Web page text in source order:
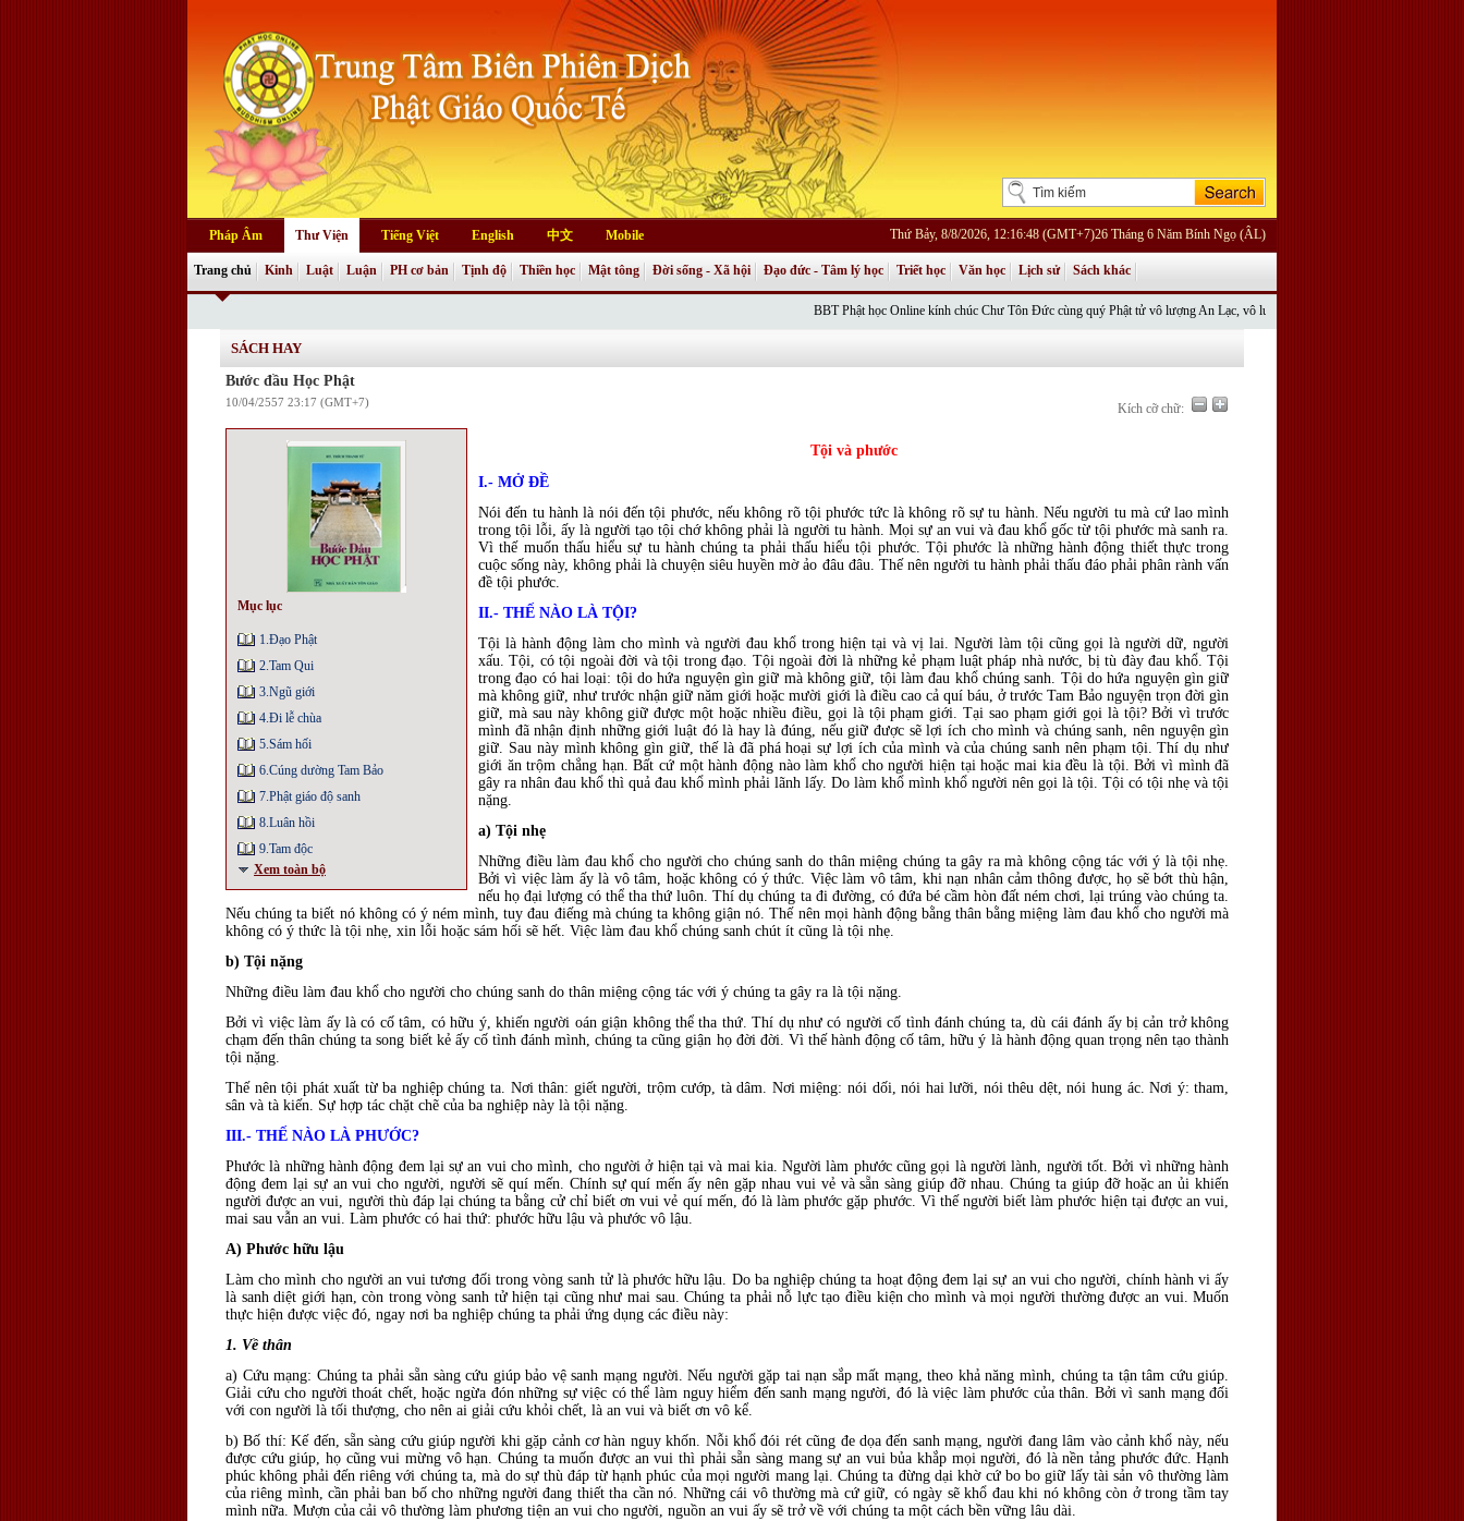
Pháp Âm Thư Viện Tiếng Việt English 中文 Mobile Thứ Bảy, 8/8/2026, 12:16:48 (GMT+7)26 Tháng 6 Năm Bính Ngọ (ÂL)
Trang chủ
BBT Phật học Online kính chúc Chư Tôn Đức cùng quý Phật tử vô lượng An Lạc, vô lượng Cát Tường.
Kinh Luật Luận PH cơ bản Tịnh độ Thiền học Mật tông Đời sống - Xã hội Đạo đức - Tâm lý học Triết học Văn học Lịch sử Sách khác
SÁCH HAY
Bước đầu Học Phật
10/04/2557 23:17 (GMT+7) Kích cỡ chữ:
Mục lục
1.Ðạo Phật
2.Tam Qui
3.Ngũ giới
4.Đi lễ chùa
5.Sám hối
6.Cúng dường Tam Bảo
7.Phật giáo độ sanh
8.Luân hồi
9.Tam độc
Xem toàn bộ
Tội và phước
I.- MỞ ÐỀ
Nói đến tu hành là nói đến tội phước, nếu không rõ tội phước tức là không rõ sự tu hành. Nếu người tu mà cứ lao mình
trong tội lỗi, ấy là người tạo tội chớ không phải là người tu hành. Mọi sự an vui và đau khổ gốc từ tội phước mà sanh ra.
Vì thế muốn thấu hiểu sự tu hành chúng ta phải thấu hiểu tội phước. Tội phước là những hành động thiết thực trong
cuộc sống này, không phải là chuyện siêu huyền mờ ảo đâu đâu. Thế nên người tu hành phải thấu đáo phải phân rành vấn
đề tội phước.
II.- THẾ NÀO LÀ TỘI?
Tội là hành động làm cho mình và người đau khổ trong hiện tại và vị lai. Người làm tội cũng gọi là người dữ, người
xấu. Tội, có tội ngoài đời và tội trong đạo. Tội ngoài đời là những kẻ phạm luật pháp nhà nước, bị tù đày đau khổ. Tội
trong đạo có hai loại: tội do hứa nguyện gìn giữ mà không giữ, tội làm đau khổ chúng sanh. Tội do hứa nguyện gìn giữ
mà không giữ, như trước nhận giữ năm giới hoặc mười giới là điều cao cả quí báu, ở trước Tam Bảo nguyện trọn đời gìn
giữ, mà sau này không giữ được một hoặc nhiều điều, gọi là tội phạm giới. Tại sao phạm giới gọi là tội? Bởi vì trước
mình đã nhận định những giới luật đó là hay là đúng, nếu giữ được sẽ lợi ích cho mình và chúng sanh, nên nguyện gìn
giữ. Sau này mình không gìn giữ, thế là đã phá hoại sự lợi ích của mình và của chúng sanh nên phạm tội. Thí dụ như
giới ăn trộm chẳng hạn. Bất cứ một hành động nào làm khổ cho người hiện tại hoặc mai kia đều là tội. Bởi vì mình đã
gây ra nhân đau khổ thì quả đau khổ mình phải lãnh lấy. Do làm khổ mình khổ người nên gọi là tội. Tội có tội nhẹ và tội
nặng.
a) Tội nhẹ
Những điều làm đau khổ cho người cho chúng sanh do thân miệng chúng ta gây ra mà không cộng tác với ý là tội nhẹ.
Bởi vì việc làm ấy là vô tâm, hoặc không có ý thức. Việc làm vô tâm, khi nạn nhân cảm thông được, họ sẽ bớt thù hận,
nếu họ đại lượng có thể tha thứ luôn. Thí dụ chúng ta đi đường, có đứa bé cầm hòn đất ném chơi, lại trúng vào chúng ta.
Nếu chúng ta biết nó không có ý ném mình, tuy đau điếng mà chúng ta không giận nó. Thế nên mọi hành động bằng thân bằng miệng làm đau khổ cho người mà
không có ý thức là tội nhẹ, xin lỗi hoặc sám hối sẽ hết. Việc làm đau khổ chúng sanh chút ít cũng là tội nhẹ.
b) Tội nặng
Những điều làm đau khổ cho người cho chúng sanh do thân miệng cộng tác với ý chúng ta gây ra là tội nặng.
Bởi vì việc làm ấy là có cố tâm, có hữu ý, khiến người oán giận không thể tha thứ. Thí dụ như có người cố tình đánh chúng ta, dù cái đánh ấy bị cản trở không
chạm đến thân chúng ta song biết kẻ ấy cố tình đánh mình, chúng ta cũng giận họ đời đời. Vì thế hành động cố tâm, hữu ý là hành động quan trọng nên tạo thành
tội nặng.
Thế nên tội phát xuất từ ba nghiệp chúng ta. Nơi thân: giết người, trộm cướp, tà dâm. Nơi miệng: nói dối, nói hai lưỡi, nói thêu dệt, nói hung ác. Nơi ý: tham,
sân và tà kiến. Sự hợp tác chặt chẽ của ba nghiệp này là tội nặng.
III.- THẾ NÀO LÀ PHƯỚC?
Phước là những hành động đem lại sự an vui cho mình, cho người ở hiện tại và mai kia. Người làm phước cũng gọi là người lành, người tốt. Bởi vì những hành
động đem lại sự an vui cho người, người sẽ quí mến. Chính sự quí mến ấy nên gặp nhau vui vẻ và sẵn sàng giúp đỡ nhau. Chúng ta giúp đỡ hoặc an ủi khiến
người được an vui, người thù đáp lại chúng ta bằng cử chỉ biết ơn vui vẻ quí mến, đó là làm phước gặp phước. Vì thế người biết làm phước hiện tại được an vui,
mai sau vẫn an vui. Làm phước có hai thứ: phước hữu lậu và phước vô lậu.
A) Phước hữu lậu
Làm cho mình cho người an vui tương đối trong vòng sanh tử là phước hữu lậu. Do ba nghiệp chúng ta hoạt động đem lại sự an vui cho người, chính hành vi ấy
là sanh diệt giới hạn, còn trong vòng sanh tử hiện tại cũng như mai sau. Chúng ta phải nỗ lực tạo điều kiện cho mình và mọi người thường được an vui. Muốn
thực hiện được việc đó, ngay nơi ba nghiệp chúng ta phải ứng dụng các điều này:
1. Về thân
a) Cứu mạng: Chúng ta phải sẵn sàng cứu giúp bảo vệ sanh mạng người. Nếu người gặp tai nạn sắp mất mạng, theo khả năng mình, chúng ta tận tâm cứu giúp.
Giải cứu cho người thoát chết, hoặc ngừa đón những sự việc có thể làm nguy hiểm đến sanh mạng người, đó là việc làm phước của thân. Bởi vì sanh mạng đối
với con người là tối thượng, cho nên ai giải cứu khỏi chết, là an vui và biết ơn vô kể.
b) Bố thí: Kế đến, sẵn sàng cứu giúp người khi gặp cảnh cơ hàn nguy khốn. Nỗi khổ đói rét cũng đe dọa đến sanh mạng, người đang lâm vào cảnh khổ này, nếu
được cứu giúp, họ cũng vui mừng vô hạn. Chúng ta muốn được an vui thì phải sẵn sàng mang sự an vui bủa khắp mọi người, đó là nền tảng phước đức. Hạnh
phúc không phải đến riêng với chúng ta, mà do sự thù đáp từ hạnh phúc của mọi người mang lại. Chúng ta đừng dại khờ cứ bo bo giữ lấy tài sản vô thường làm
của riêng mình, cần phải ban bố cho những người đang thiết tha cần nó. Những cái vô thường mà cứ giữ, có ngày sẽ khổ đau khi nó không còn ở trong tầm tay
mình nữa. Mượn của cải vô thường làm phương tiện an vui cho người, nguồn an vui ấy sẽ trở về với chúng ta một cách bền vững lâu dài.